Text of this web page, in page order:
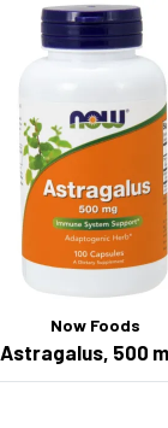
Now Foods
500